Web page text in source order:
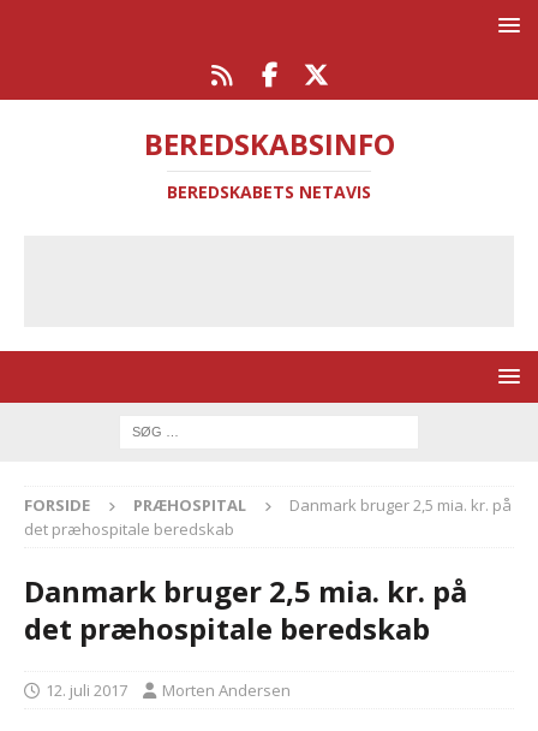
BEREDSKABSINFO
BEREDSKABETS NETAVIS
FORSIDE PRÆHOSPITAL
Danmark bruger 2,5 mia. kr. på
det præhospitale beredskab
Danmark bruger 2,5 mia. kr. på
det præhospitale beredskab
12. juli 2017 Morten Andersen